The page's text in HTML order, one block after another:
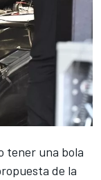
tener una bola
de la